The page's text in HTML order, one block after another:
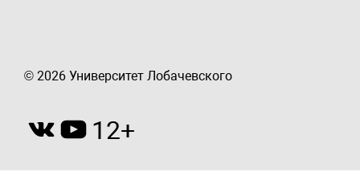
© 2026 Университет Лобачевского
12+